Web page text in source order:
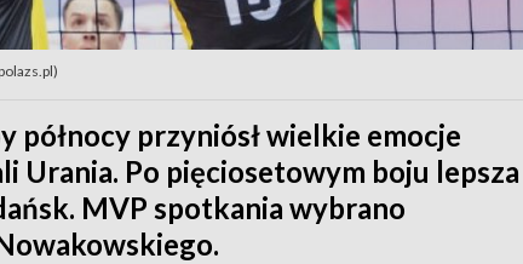
północy przyniósł wielkie emocje
Urania. Po pięciosetowym boju lepsza
MVP spotkania wybrano